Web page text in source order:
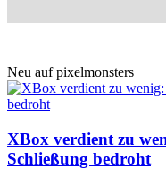
Neu auf pixelmonsters
XBox verdient zu
Schließung bedroht